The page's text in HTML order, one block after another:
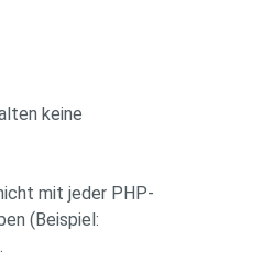
keine
mit jeder PHP-
(Beispiel: